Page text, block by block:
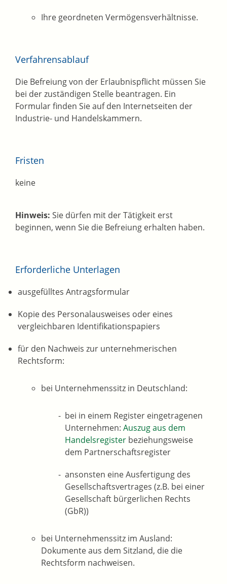
Ihre geordneten Vermögensverhältnisse.
Verfahrensablauf
Die Befreiung von der Erlaubnispflicht müssen Sie
bei der zuständigen Stelle beantragen. Ein
Formular finden Sie auf den Internetseiten der
Industrie- und Handelskammern.
Fristen
keine
Hinweis: Sie dürfen mit der Tätigkeit erst
beginnen, wenn Sie die Befreiung erhalten haben.
Erforderliche Unterlagen
ausgefülltes Antragsformular
Kopie des Personalausweises oder eines
vergleichbaren Identifikationspapiers
für den Nachweis zur unternehmerischen
Rechtsform:
bei Unternehmenssitz in Deutschland:
bei in einem Register eingetragenen
Unternehmen: Auszug aus dem
Handelsregisterbeziehungsweise
dem Partnerschaftsregister
ansonsten eine Ausfertigung des
Gesellschaftsvertrages (z.B. bei einer
Gesellschaft bürgerlichen Rechts
(GbR))
bei Unternehmenssitz im Ausland:
Dokumente aus dem Sitzland, die die
Rechtsform nachweisen.